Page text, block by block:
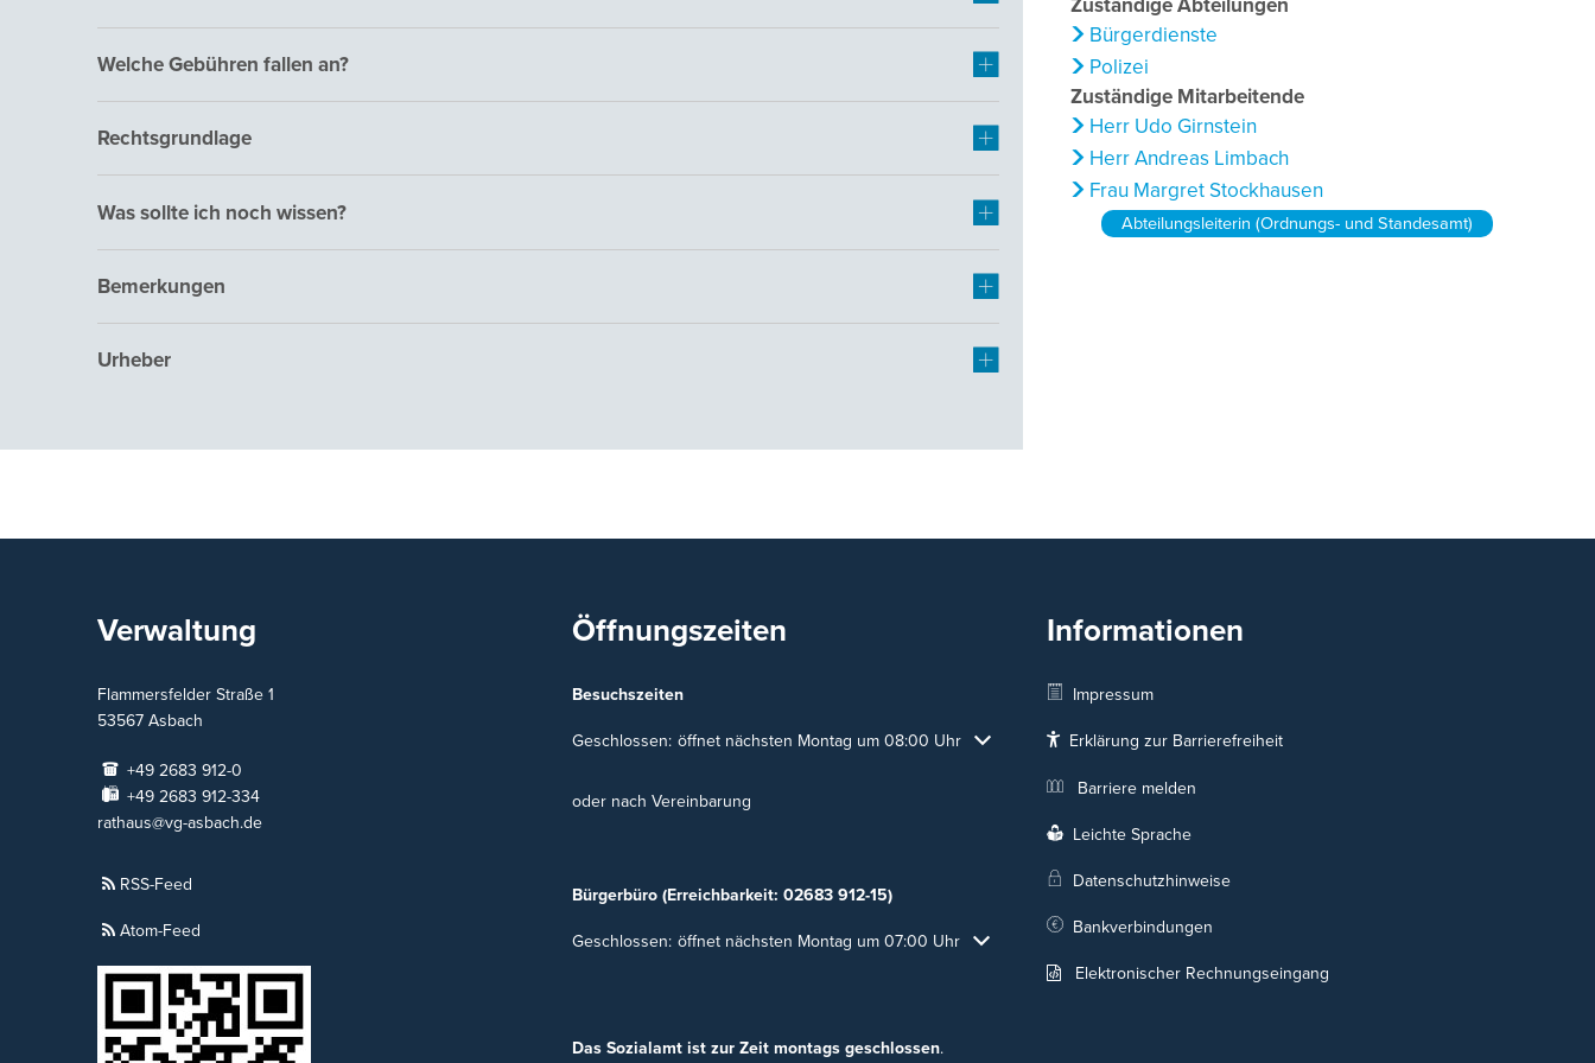
Welche Gebühren fallen an?
Rechtsgrundlage
Was sollte ich noch wissen?
Bemerkungen
Urheber
Bürgerdienste
Polizei
Zuständige Mitarbeitende
Herr Udo Girnstein
Herr Andreas Limbach
Frau Margret Stockhausen
Abteilungsleiterin (Ordnungs- und Standesamt)
Verwaltung
Flammersfelder Straße 1
53567 Asbach
+49 2683 912-0
+49 2683 912-334
rathaus@vg-asbach.de
RSS-Feed
Atom-Feed
Öffnungszeiten
Besuchszeiten
Klicken, um weitere Öffnungs- oder Schließzeiten auszublenden
Geschlossen: öffnet nächsten Montag um 08:00 Uhr
oder nach Vereinbarung
Bürgerbüro (Erreichbarkeit: 02683 912-15)
Klicken, um weitere Öffnungs- oder Schließzeiten auszublenden
Geschlossen: öffnet nächsten Montag um 07:00 Uhr
Das Sozialamt ist zur Zeit montags geschlossen.
Informationen
Impressum
Erklärung zur Barrierefreiheit
Barriere melden
Leichte Sprache
Datenschutzhinweise
Bankverbindungen
Elektronischer Rechnungseingang